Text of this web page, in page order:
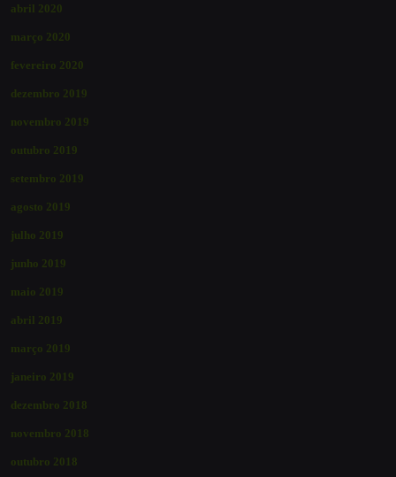
abril 2020
março 2020
fevereiro 2020
dezembro 2019
novembro 2019
outubro 2019
setembro 2019
agosto 2019
julho 2019
junho 2019
maio 2019
abril 2019
março 2019
janeiro 2019
dezembro 2018
novembro 2018
outubro 2018